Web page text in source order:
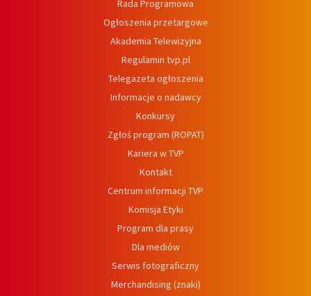
Rada Programowa
Ogłoszenia przetargowe
Akademia Telewizyjna
Regulamin tvp.pl
Telegazeta ogłoszenia
Informacje o nadawcy
Konkursy
Zgłoś program (ROPAT)
Kariera w TVP
Kontakt
Centrum informacji TVP
Komisja Etyki
Program dla prasy
Dla mediów
Serwis fotograficzny
Merchandising (znaki)